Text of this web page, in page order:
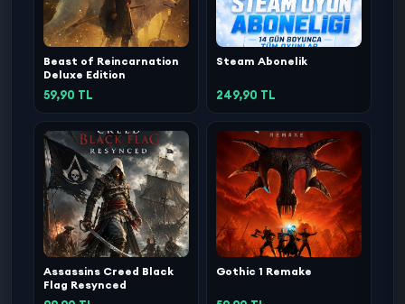
Beast of Reincarnation
Deluxe Edition
59,90 TL
Steam Abonelik
249,90 TL
Assassins Creed Black
Flag Resynced
Gothic 1 Remake